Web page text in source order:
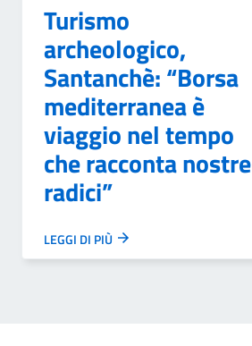
Turismo
archeologico,
Santanchè: “Borsa
mediterranea è
viaggio nel tempo
che racconta nostre
radici”
LEGGI DI PIÙ